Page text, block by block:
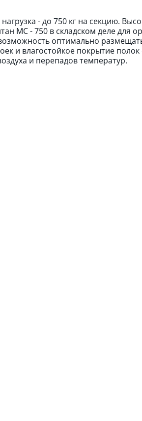
- до 750 кг на секцию.
МС - 750 в складском деле
оптимально
и влагостойкое покрытие
и перепадов температур.